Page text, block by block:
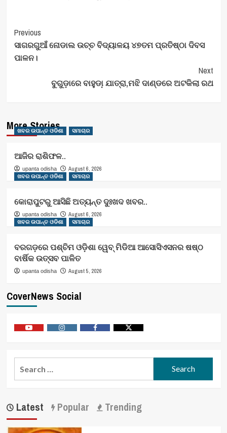
Post
Navigation
Previous
ସାଗରଗୁଆଁ ନୋଡାଲ ଉଚ୍ଚ ବିଦ୍ୟାଳୟ ୪୭ତମ ପ୍ରତିଷ୍ଠା ଦିବସ
ପାଳନ।
Next
ବୁଗୁଡ଼ାରେ ବାହୁଡା଼ ଯାତ୍ରା,ମଝି ଦାଣ୍ଡରେ ଅଟକିଲା ରଥ
More Stories
ଖବର ଉପାନ୍ତ ଓଡିଶା ସମାଚାର
ଆଜିର ରାଶିଫଳ..
upanta odisha
August 6, 2026
ଖବର ଉପାନ୍ତ ଓଡିଶା
ସମାଚାର
କୋରାପୁଟରୁ ଆସିଛି ଅତ୍ୟନ୍ତ ଦୁଃଖଦ ଖବର..
upanta odisha
August 6, 2026
ଖବର ଉପାନ୍ତ ଓଡିଶା
ସମାଚାର
ବରଗଡ଼ରେ ପଶ୍ଚିମ ଓଡ଼ିଶା ୱେବ୍ ମିଡିଆ ଆସୋସିଏସନର ଷଷ୍ଠ
ବାର୍ଷିକ ଉତ୍ସବ ପାଳିତ
upanta odisha August 5, 2026
CoverNews Social
Latest Popular Trending